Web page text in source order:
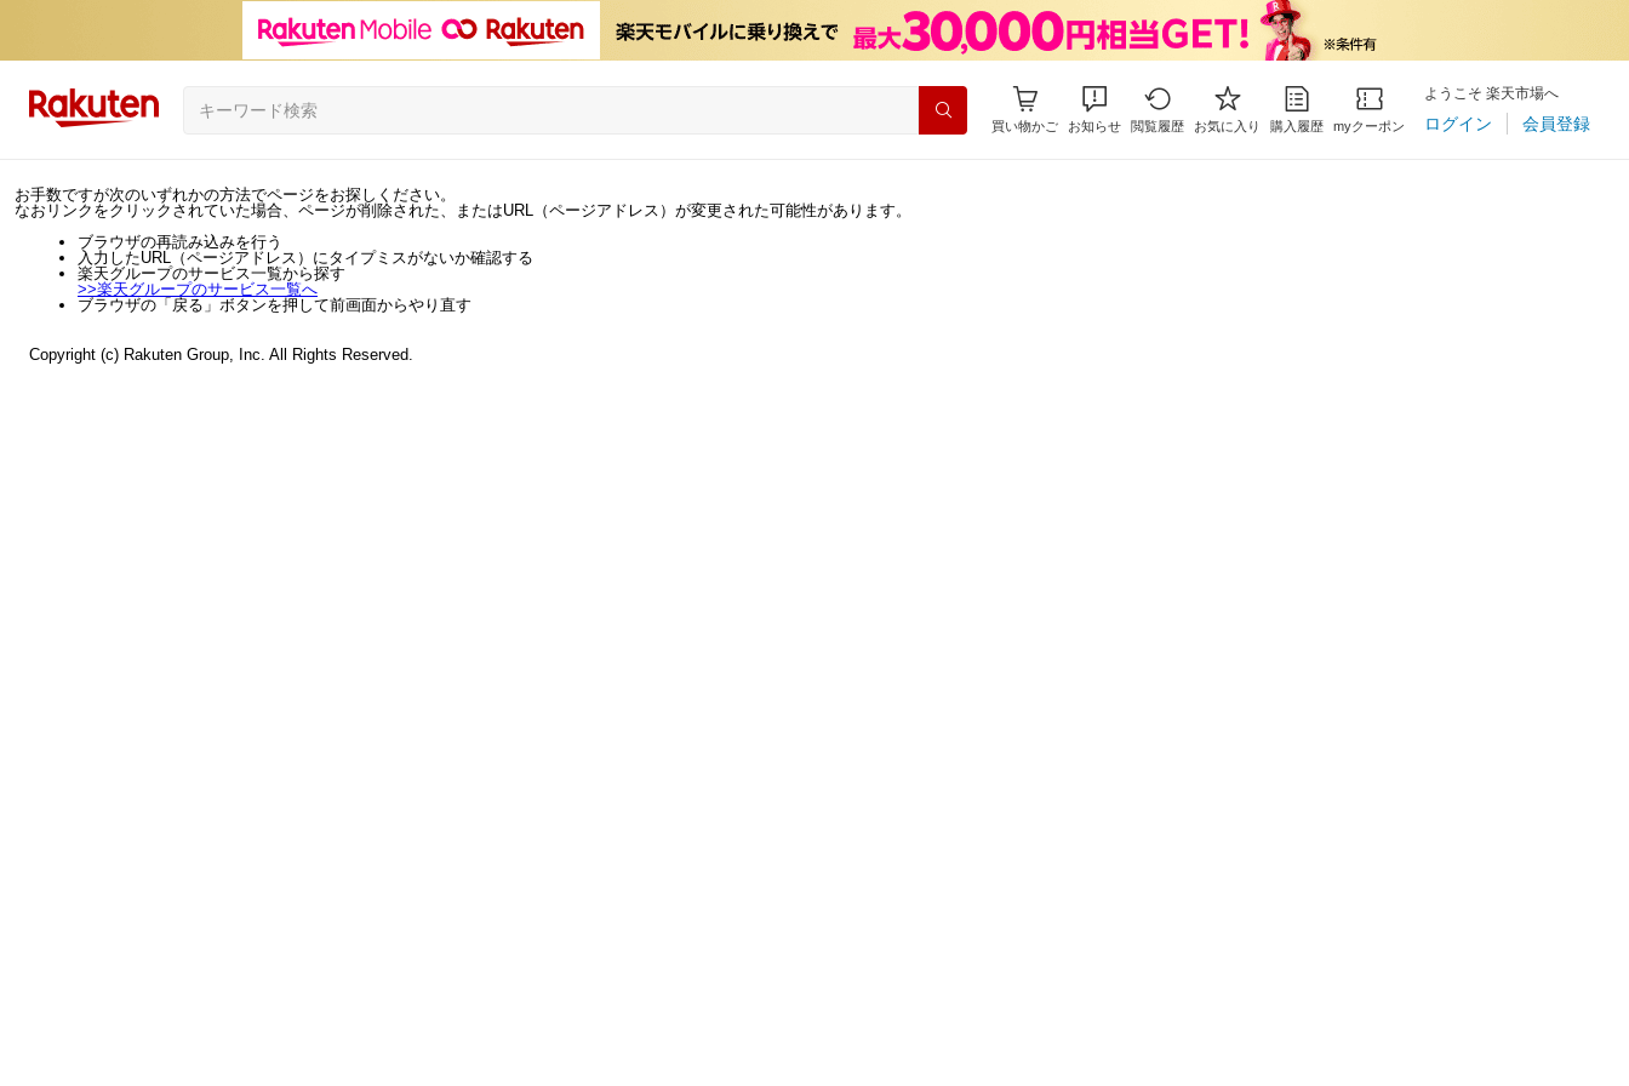
買い物かご お知らせ 閲覧履歴 お気に入り 購入履歴 myクーポン
ようこそ 楽天市場へ
ログイン 会員登録
お手数ですが次のいずれかの方法でページをお探しください。
なおリンクをクリックされていた場合、ページが削除された、またはURL（ページアドレス）が変更された可能性があります。
ブラウザの再読み込みを行う
入力したURL（ページアドレス）にタイプミスがないか確認する
楽天グループのサービス一覧から探す
>>楽天グループのサービス一覧へ
ブラウザの「戻る」ボタンを押して前画面からやり直す
Copyright (c) Rakuten Group, Inc. All Rights Reserved.